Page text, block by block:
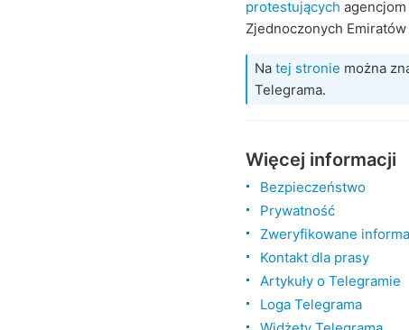
protestujących
Zjednoczonych
Na tej stronie można
Telegrama.
Więcej informacji
Bezpieczeństwo
Prywatność
Zweryfikowane
Kontakt dla prasy
Artykuły o Telegramie
Loga Telegrama